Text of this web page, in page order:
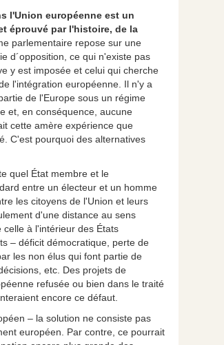
l'Union européenne est un
éprouvé par l'histoire, de la
parlementaire repose sur une
d´opposition, ce qui n'existe pas
y est imposée et celui qui cherche
l'intégration européenne. Il n'y a
de l'Europe sous un régime
et, en conséquence, aucune
cette amère expérience que
C'est pourquoi des alternatives
quel État membre et le
entre un électeur et un homme
les citoyens de l'Union et leurs
d'une distance au sens
à l'intérieur des États
– déficit démocratique, perte de
les non élus qui font partie de
etc. Des projets de
refusée ou bien dans le traité
encore ce défaut.
– la solution ne consiste pas
européen. Par contre, ce pourrait